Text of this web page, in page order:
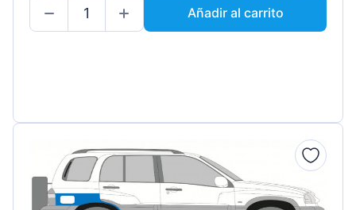
Añadir al carrito